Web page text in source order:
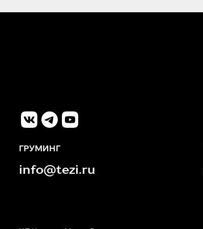
ГРУМИНГ
info@tezi.ru